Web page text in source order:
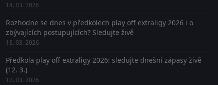
14. 03. 2026
Rozhodne se dnes v předkolech play off extraligy 2026 i o
zbývajících postupujících? Sledujte živě
13. 03. 2026
Předkola play off extraligy 2026: sledujte dnešní zápasy živě
(12. 3.)
12. 03. 2026